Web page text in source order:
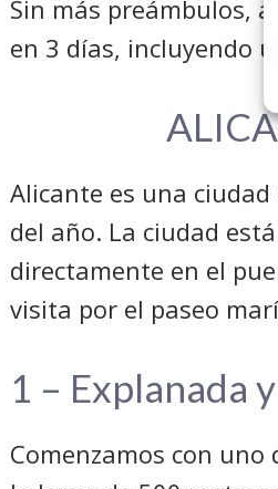
Sin más preámbulos,
en 3 días, incluyendo
Alicante es una
del año. La ciudad
directamente en el
visita por el paseo
1 – Explanada
Comenzamos con uno